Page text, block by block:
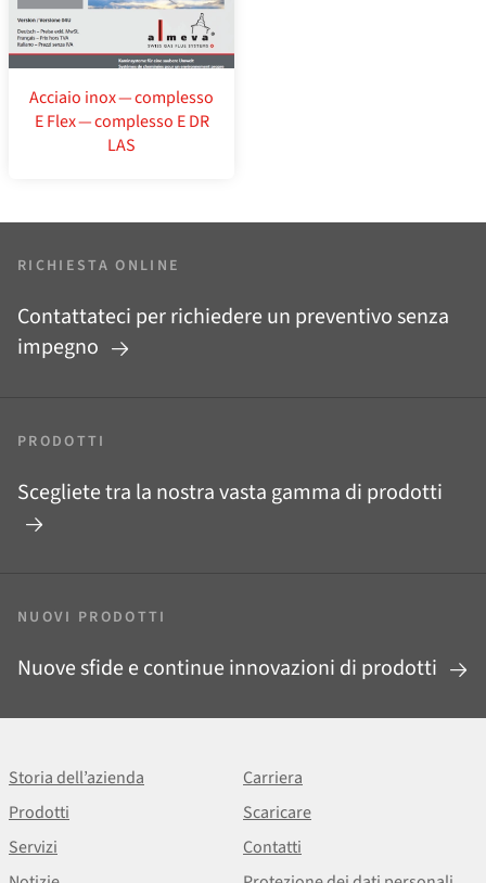
Acciaio inox — complesso
E Flex — complesso E DR
LAS
RICHIESTA ONLINE
Contattateci per richiedere un preventivo senza
impegno
PRODOTTI
Scegliete tra la nostra vasta gamma di prodotti
NUOVI PRODOTTI
Nuove sfide e continue innovazioni di prodotti
Storia dell’azienda
Carriera
Prodotti
Scaricare
Servizi
Contatti